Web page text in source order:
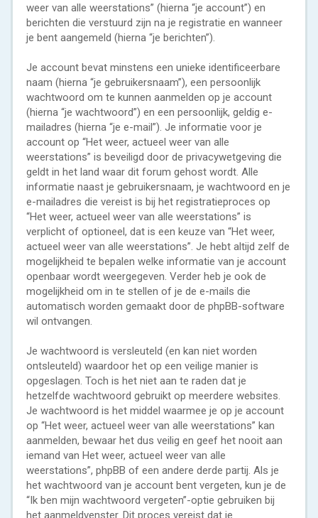
weer van alle weerstations” (hierna “je account”) en
berichten die verstuurd zijn na je registratie en wanneer
je bent aangemeld (hierna “je berichten”).
Je account bevat minstens een unieke identificeerbare
naam (hierna “je gebruikersnaam”), een persoonlijk
wachtwoord om te kunnen aanmelden op je account
(hierna “je wachtwoord”) en een persoonlijk, geldig e-
mailadres (hierna “je e-mail”). Je informatie voor je
account op “Het weer, actueel weer van alle
weerstations” is beveiligd door de privacywetgeving die
geldt in het land waar dit forum gehost wordt. Alle
informatie naast je gebruikersnaam, je wachtwoord en je
e-mailadres die vereist is bij het registratieproces op
“Het weer, actueel weer van alle weerstations” is
verplicht of optioneel, dat is een keuze van “Het weer,
actueel weer van alle weerstations”. Je hebt altijd zelf de
mogelijkheid te bepalen welke informatie van je account
openbaar wordt weergegeven. Verder heb je ook de
mogelijkheid om in te stellen of je de e-mails die
automatisch worden gemaakt door de phpBB-software
wil ontvangen.
Je wachtwoord is versleuteld (en kan niet worden
ontsleuteld) waardoor het op een veilige manier is
opgeslagen. Toch is het niet aan te raden dat je
hetzelfde wachtwoord gebruikt op meerdere websites.
Je wachtwoord is het middel waarmee je op je account
op “Het weer, actueel weer van alle weerstations” kan
aanmelden, bewaar het dus veilig en geef het nooit aan
iemand van Het weer, actueel weer van alle
weerstations”, phpBB of een andere derde partij. Als je
het wachtwoord van je account bent vergeten, kun je de
“Ik ben mijn wachtwoord vergeten”-optie gebruiken bij
het aanmeldvenster. Dit proces vereist dat je